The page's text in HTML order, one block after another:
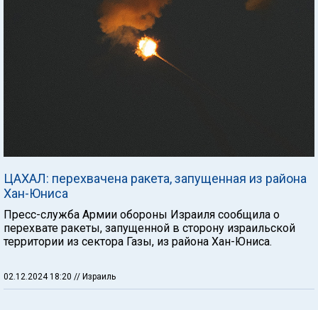
ЦАХАЛ: перехвачена ракета, запущенная из района
Хан-Юниса
Пресс-служба Армии обороны Израиля сообщила о
перехвате ракеты, запущенной в сторону израильской
территории из сектора Газы, из района Хан-Юниса.
02.12.2024 18:20 // Израиль